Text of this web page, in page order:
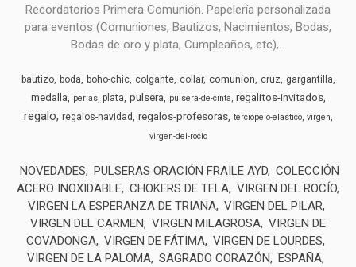
Recordatorios Primera Comunión. Papelería personalizada
para eventos (Comuniones, Bautizos, Nacimientos, Bodas,
Bodas de oro y plata, Cumpleaños, etc),...
bautizo boda boho-chic colgante collar comunion cruz gargantilla
medalla perlas plata pulsera pulsera-de-cinta regalitos-invitados
regalo regalos-navidad regalos-profesoras terciopelo-elastico virgen
virgen-del-rocio
NOVEDADES PULSERAS ORACIÓN FRAILE AYD COLECCIÓN
ACERO INOXIDABLE CHOKERS DE TELA VIRGEN DEL ROCÍO
VIRGEN LA ESPERANZA DE TRIANA VIRGEN DEL PILAR
VIRGEN DEL CARMEN
VIRGEN MILAGROSA VIRGEN DE
COVADONGA VIRGEN DE FÁTIMA VIRGEN DE LOURDES
VIRGEN DE LA PALOMA SAGRADO CORAZÓN
ESPAÑA